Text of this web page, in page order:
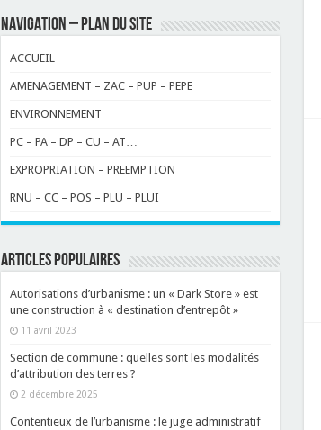
NAVIGATION – PLAN DU SITE
ACCUEIL
AMENAGEMENT – ZAC – PUP – PEPE
ENVIRONNEMENT
PC – PA – DP – CU – AT…
EXPROPRIATION – PREEMPTION
RNU – CC – POS – PLU – PLUI
ARTICLES POPULAIRES
Autorisations d’urbanisme : un « Dark Store » est
une construction à « destination d’entrepôt »
11 avril 2023
Section de commune : quelles sont les modalités
d’attribution des terres ?
2 décembre 2025
Contentieux de l’urbanisme : le juge administratif